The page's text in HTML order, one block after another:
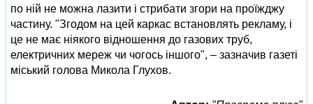
по ній не можна лазити і стрибати згори на проїжджу
частину. "Згодом на цей каркас встановлять рекламу, і
це не має ніякого відношення до газових труб,
електричних мереж чи чогось іншого", – зазначив газеті
міський голова Микола Глухов.